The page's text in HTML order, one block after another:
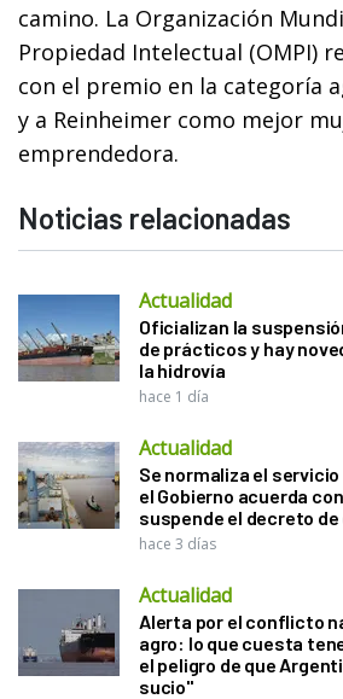
camino. La Organización
Propiedad Intelectual (OMPI)
con el premio en la categoría
y a Reinheimer como mejor
emprendedora.
Noticias relacionadas
Actualidad
Oficializan la
de prácticos y hay
la hidrovía
hace 1 día
Actualidad
Se normaliza el
el Gobierno acuerda
suspende el decreto
hace 3 días
Actualidad
Alerta por el conflicto
agro: lo que cuesta
el peligro de que
sucio"